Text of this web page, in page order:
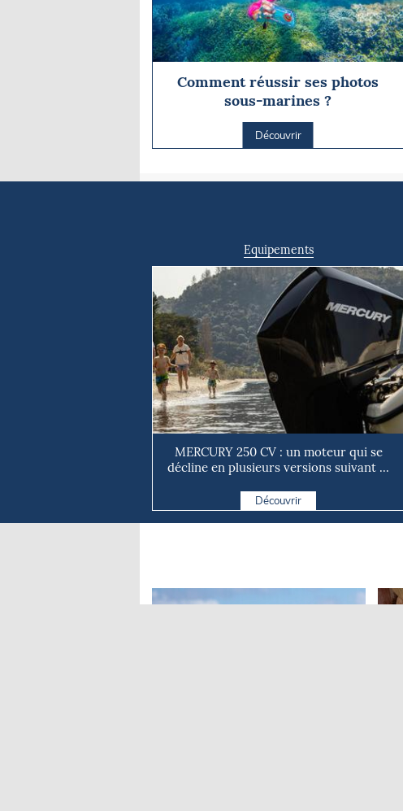
Comment réussir ses photos
sous-marines ?
Découvrir
Equipements
MERCURY 250 CV : un moteur qui se
décline en plusieurs versions suivant ...
Découvrir